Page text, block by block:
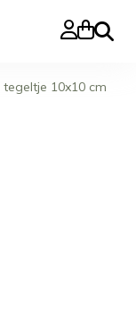
Zoeken
tegeltje 10x10 cm